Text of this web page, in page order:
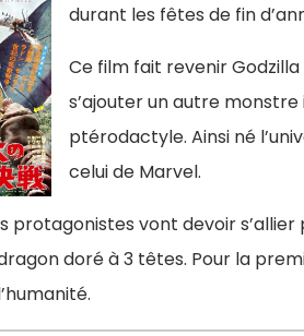
durant les fêtes de fin
Ce film fait revenir
s’ajouter un autre monstre
ptérodactyle. Ainsi né
celui de Marvel.
protagonistes vont devoir
doré à 3 têtes. Pour la